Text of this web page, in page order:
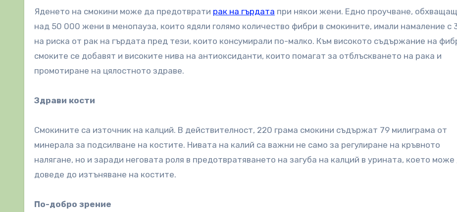
Яденето на смокини може да предотврати рак на гърдата при някои жени. Едно проучване,
над 50 000 жени в менопауза, които ядяли голямо количество фибри в смокините, имали намаление с
на риска от рак на гърдата пред тези, които консумирали по-малко. Към високото съдържание на
смоките се добавят и високите нива на антиоксиданти, които помагат за отблъскването на рака и
промотиране на цялостното здраве.
Здрави кости
Смокините са източник на калций. В действителност, 220 грама смокини съдържат 79 милиграма от
минерала за подсилване на костите. Нивата на калий са важни не само за регулиране на кръвното
налягане, но и заради неговата роля в предотвратяването на загуба на калций в урината, което може
доведе до изтъняване на костите.
По-добро зрение